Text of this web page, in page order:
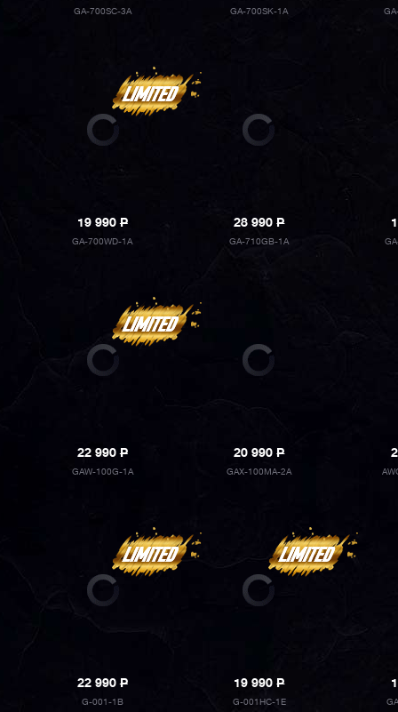
GA-700SC-3A GA-700SK-1A
19 990P
GA-700WD-1A
28 990P
GA-710GB-1A
22 990P
GAW-100G-1A
20 990P
GAX-100MA-2A
22 990P
G-001-1B
19 990P
G-001HC-1E